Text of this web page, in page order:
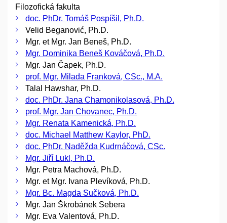
Filozofická fakulta
doc. PhDr. Tomáš Pospíšil, Ph.D.
Velid Beganović, Ph.D.
Mgr. et Mgr. Jan Beneš, Ph.D.
Mgr. Dominika Beneš Kováčová, Ph.D.
Mgr. Jan Čapek, Ph.D.
prof. Mgr. Milada Franková, CSc., M.A.
Talal Hawshar, Ph.D.
doc. PhDr. Jana Chamonikolasová, Ph.D.
prof. Mgr. Jan Chovanec, Ph.D.
Mgr. Renata Kamenická, Ph.D.
doc. Michael Matthew Kaylor, PhD.
doc. PhDr. Naděžda Kudrnáčová, CSc.
Mgr. Jiří Lukl, Ph.D.
Mgr. Petra Machová, Ph.D.
Mgr. et Mgr. Ivana Plevíková, Ph.D.
Mgr. Bc. Magda Sučková, Ph.D.
Mgr. Jan Škrobánek Sebera
Mgr. Eva Valentová, Ph.D.